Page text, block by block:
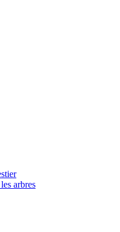
arbres